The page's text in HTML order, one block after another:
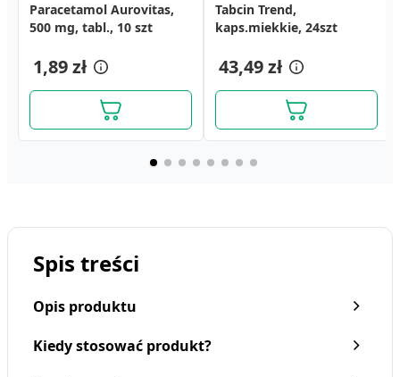
Paracetamol Aurovitas,
500 mg, tabl., 10 szt
1,89 zł
Tabcin Trend,
kaps.miekkie, 24szt
43,49 zł
Apap, 500 mg, tabletki
powlekane, 24 szt.
16,99 zł
Apap, 500 mg, tabletki
powlekane, 12 szt.
9,79 zł
Isla-Moos, pastylki do
ssania, 30 szt.
Kompres żelowy,
zimno/ciepło, 20 x 18 cm
Spis treści
Opis produktu
Kiedy stosować produkt?